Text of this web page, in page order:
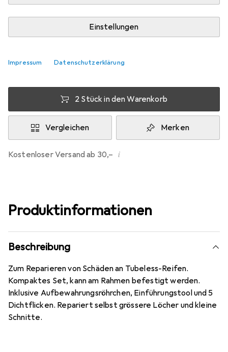
Einstellungen
Impressum Datenschutzerklärung
Nur 4 Stück an Lager beim Lieferanten
Lieferort angeben für genaue Lieferzeit
pro Stück
2 Stück in den Warenkorb
Vergleichen Merken
Kostenloser Versand ab 30,– i
Produktinformationen
Beschreibung
Zum Reparieren von Schäden an Tubeless-Reifen.
Kompaktes Set, kann am Rahmen befestigt werden.
Inklusive Aufbewahrungsröhrchen, Einführungstool und 5
Dichtflicken. Repariert selbst grössere Löcher und kleine
Schnitte.